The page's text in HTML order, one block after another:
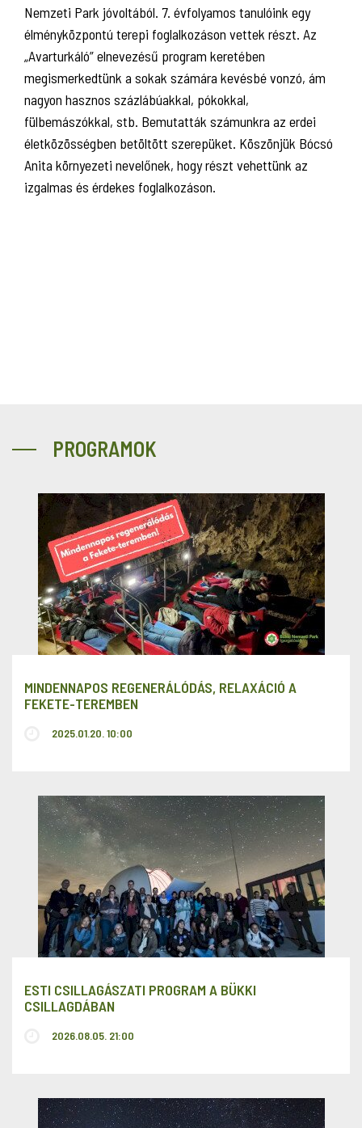
Nemzeti Park jóvoltából. 7. évfolyamos tanulóink egy
élményközpontú terepi foglalkozáson vettek részt. Az
„Avarturkáló” elnevezésű program keretében
megismerkedtünk a sokak számára kevésbé vonzó, ám
nagyon hasznos százlábúakkal, pókokkal,
fülbemászókkal, stb. Bemutatták számunkra az erdei
életközösségben betöltött szerepüket. Köszönjük Bócsó
Anita környezeti nevelőnek, hogy részt vehettünk az
izgalmas és érdekes foglalkozáson.
PROGRAMOK
MINDENNAPOS REGENERÁLÓDÁS, RELAXÁCIÓ A
FEKETE-TEREMBEN
2025.01.20. 10:00
ESTI CSILLAGÁSZATI PROGRAM A BÜKKI
CSILLAGDÁBAN
2026.08.05. 21:00